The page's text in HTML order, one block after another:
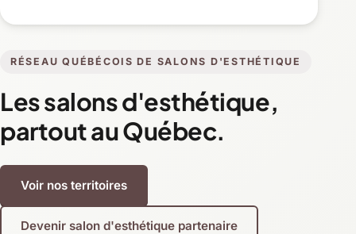
RÉSEAU QUÉBÉCOIS DE SALONS D'ESTHÉTIQUE
Les salons d'esthétique,
partout au Québec.
Voir nos territoires
Devenir salon d'esthétique partenaire